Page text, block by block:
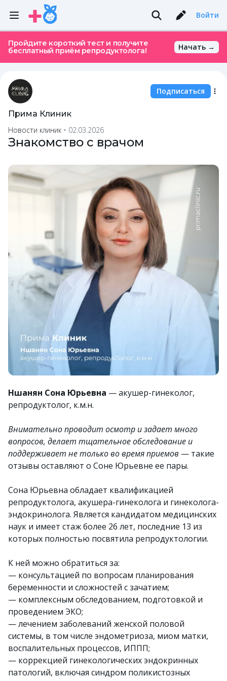
Войти
Пройдите короткий тест и получите
бесплатный приём репродуктолога!
Начать →
Прима Клиник
Подписаться
Новости клиник • 02.03.2026
Знакомство с врачом
Ншанян Сона Юрьевна — акушер-гинеколог,
репродуктолог, к.м.н.
Внимательно проводит осмотр и задает много
вопросов, делает тщательное обследование и
поддерживает не только во время приемов — такие
отзывы оставляют о Соне Юрьевне ее пары.
Сона Юрьевна обладает квалификацией
репродуктолога, акушера-гинеколога и гинеколога-
эндокринолога. Является кандидатом медицинских
наук и имеет стаж более 26 лет, последние 13 из
которых полностью посвятила репродуктологии.
К ней можно обратиться за:
— консультацией по вопросам планирования
беременности и сложностей с зачатием;
— комплексным обследованием, подготовкой и
проведением ЭКО;
— лечением заболеваний женской половой
системы, в том числе эндометриоза, миом матки,
воспалительных процессов, ИППП;
— коррекцией гинекологических эндокринных
патологий, включая синдром поликистозных